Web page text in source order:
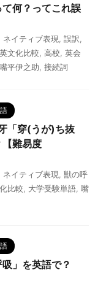
何？ってこれ誤
ネイティブ表現 誤訳
文化比較 高校 英会
嘴平伊之助 接続詞
「穿(うが)ち抜
【難易度
ネイティブ表現
獣の呼
比較 大学受験単語 嘴
吸」を英語で？